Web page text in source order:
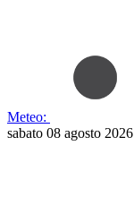
Meteo:
sabato 08 agosto 2026